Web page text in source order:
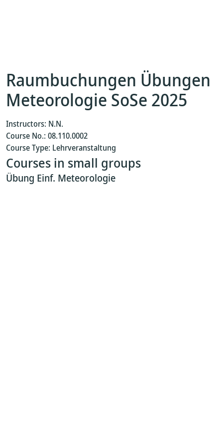
Raumbuchungen Übungen
Meteorologie SoSe 2025
Instructors: N.N.
Course No.: 08.110.0002
Course Type: Lehrveranstaltung
Courses in small groups
Übung Einf. Meteorologie